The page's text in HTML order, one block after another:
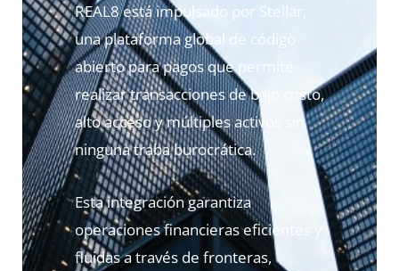
REAL8 está impulsado por Stellar,
una plataforma global de código
abierto para pagos que permite
realizar transacciones de bajo costo,
alto acceso y múltiples activos sin
ninguna traba burocrática.
Esta integración garantiza
operaciones financieras eficientes y
fluidas a través de fronteras,